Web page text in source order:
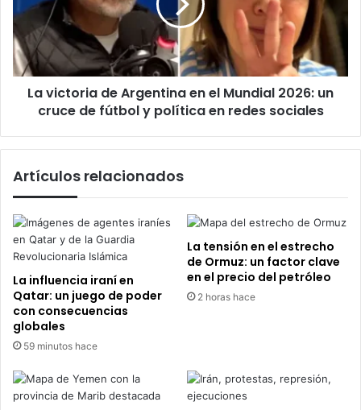
el
Mundial
2026:
un
cruce
en
La victoria de Argentina en el Mundial 2026: un
cruce de fútbol y política en redes sociales
Artículos relacionados
La influencia iraní en
Qatar: un juego de poder
con consecuencias
globales
59 minutos hace
La tensión en el estrecho
de Ormuz: un factor clave
en el precio del petróleo
2 horas hace